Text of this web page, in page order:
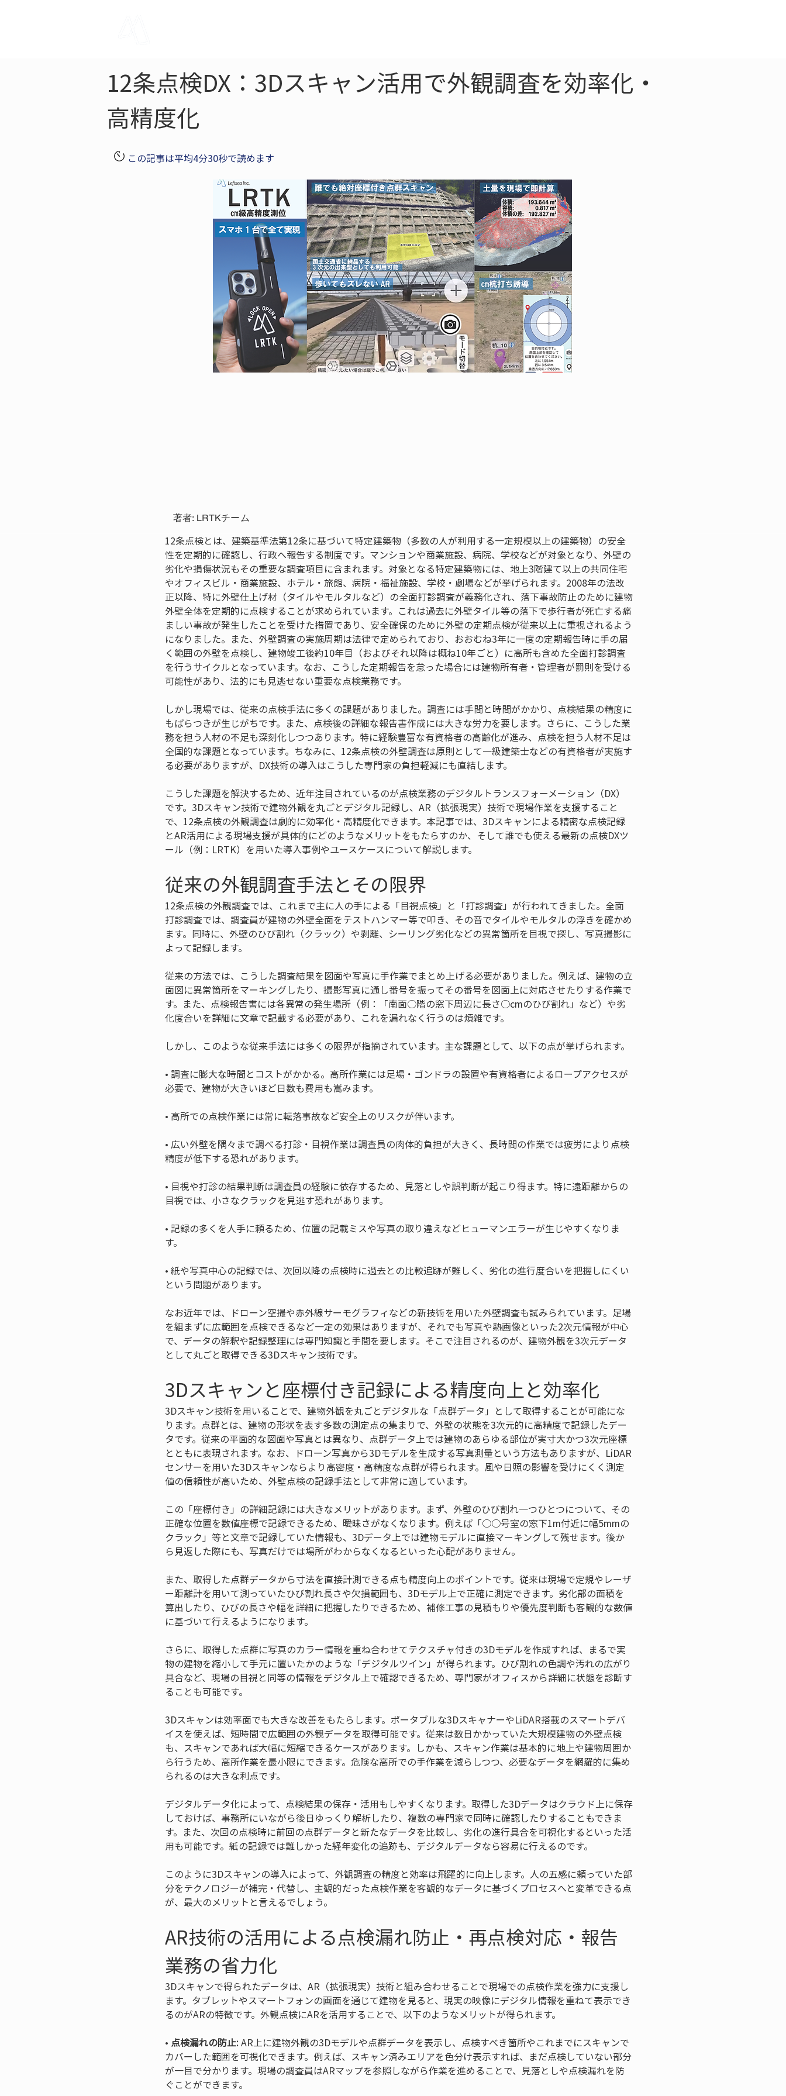
12条点検DX：3Dスキャン活用で外観調査を効率化・
高精度化
この記事は平均4分30秒で読めます
著者: LRTKチーム
12条点検とは、建築基準法第12条に基づいて特定建築物（多数の人が利用する一定規模以上の建築物）の安全
性を定期的に確認し、行政へ報告する制度です。マンションや商業施設、病院、学校などが対象となり、外壁の
劣化や損傷状況もその重要な調査項目に含まれます。対象となる特定建築物には、地上3階建て以上の共同住宅
やオフィスビル・商業施設、ホテル・旅館、病院・福祉施設、学校・劇場などが挙げられます。2008年の法改
正以降、特に外壁仕上げ材（タイルやモルタルなど）の全面打診調査が義務化され、落下事故防止のために建物
外壁全体を定期的に点検することが求められています。これは過去に外壁タイル等の落下で歩行者が死亡する痛
ましい事故が発生したことを受けた措置であり、安全確保のために外壁の定期点検が従来以上に重視されるよう
になりました。また、外壁調査の実施周期は法律で定められており、おおむね3年に一度の定期報告時に手の届
く範囲の外壁を点検し、建物竣工後約10年目（およびそれ以降は概ね10年ごと）に高所も含めた全面打診調査
を行うサイクルとなっています。なお、こうした定期報告を怠った場合には建物所有者・管理者が罰則を受ける
可能性があり、法的にも見逃せない重要な点検業務です。
しかし現場では、従来の点検手法に多くの課題がありました。調査には手間と時間がかかり、点検結果の精度に
もばらつきが生じがちです。また、点検後の詳細な報告書作成には大きな労力を要します。さらに、こうした業
務を担う人材の不足も深刻化しつつあります。特に経験豊富な有資格者の高齢化が進み、点検を担う人材不足は
全国的な課題となっています。ちなみに、12条点検の外壁調査は原則として一級建築士などの有資格者が実施す
る必要がありますが、DX技術の導入はこうした専門家の負担軽減にも直結します。
こうした課題を解決するため、近年注目されているのが点検業務のデジタルトランスフォーメーション（DX）
です。3Dスキャン技術で建物外観を丸ごとデジタル記録し、AR（拡張現実）技術で現場作業を支援すること
で、12条点検の外観調査は劇的に効率化・高精度化できます。本記事では、3Dスキャンによる精密な点検記録
とAR活用による現場支援が具体的にどのようなメリットをもたらすのか、そして誰でも使える最新の点検DXツ
ール（例：LRTK）を用いた導入事例やユースケースについて解説します。
従来の外観調査手法とその限界
12条点検の外観調査では、これまで主に人の手による「目視点検」と「打診調査」が行われてきました。全面
打診調査では、調査員が建物の外壁全面をテストハンマー等で叩き、その音でタイルやモルタルの浮きを確かめ
ます。同時に、外壁のひび割れ（クラック）や剥離、シーリング劣化などの異常箇所を目視で探し、写真撮影に
よって記録します。
従来の方法では、こうした調査結果を図面や写真に手作業でまとめ上げる必要がありました。例えば、建物の立
面図に異常箇所をマーキングしたり、撮影写真に通し番号を振ってその番号を図面上に対応させたりする作業で
す。また、点検報告書には各異常の発生場所（例：「南面○階の窓下周辺に長さ○cmのひび割れ」など）や劣
化度合いを詳細に文章で記載する必要があり、これを漏れなく行うのは煩雑です。
しかし、このような従来手法には多くの限界が指摘されています。主な課題として、以下の点が挙げられます。
• 調査に膨大な時間とコストがかかる。高所作業には足場・ゴンドラの設置や有資格者によるロープアクセスが
•
• 広い外壁を隅々まで調べる打診・目視作業は調査員の肉体的負担が大きく、長時間の作業では疲労により点検
• 目視や打診の結果判断は調査員の経験に依存するため、見落としや誤判断が起こり得ます。特に遠距離からの
• 記録の多くを人手に頼るため、位置の記載ミスや写真の取り違えなどヒューマンエラーが生じやすくなりま
• 紙や写真中心の記録では、次回以降の点検時に過去との比較追跡が難しく、劣化の進行度合いを把握しにくい
という問題があります。
なお近年では、ドローン空撮や赤外線サーモグラフィなどの新技術を用いた外壁調査も試みられています。足場
を組まずに広範囲を点検できるなど一定の効果はありますが、それでも写真や熱画像といった2次元情報が中心
で、データの解釈や記録整理には専門知識と手間を要します。そこで注目されるのが、建物外観を3次元データ
として丸ごと取得できる3Dスキャン技術です。
3Dスキャンと座標付き記録による精度向上と効率化
3Dスキャン技術を用いることで、建物外観を丸ごとデジタルな「点群データ」として取得することが可能にな
ります。点群とは、建物の形状を表す多数の測定点の集まりで、外壁の状態を3次元的に高精度で記録したデー
タです。従来の平面的な図面や写真とは異なり、点群データ上では建物のあらゆる部位が実寸大かつ3次元座標
とともに表現されます。なお、ドローン写真から3Dモデルを生成する写真測量という方法もありますが、LiDAR
センサーを用いた3Dスキャンならより高密度・高精度な点群が得られます。風や日照の影響を受けにくく測定
値の信頼性が高いため、外壁点検の記録手法として非常に適しています。
この「座標付き」の詳細記録には大きなメリットがあります。まず、外壁のひび割れ一つひとつについて、その
正確な位置を数値座標で記録できるため、曖昧さがなくなります。例えば「○○号室の窓下1m付近に幅5mmの
クラック」等と文章で記録していた情報も、3Dデータ上では建物モデルに直接マーキングして残せます。後か
ら見返した際にも、写真だけでは場所がわからなくなるといった心配がありません。
また、取得した点群データから寸法を直接計測できる点も精度向上のポイントです。従来は現場で定規やレーザ
ー距離計を用いて測っていたひび割れ長さや欠損範囲も、3Dモデル上で正確に測定できます。劣化部の面積を
算出したり、ひびの長さや幅を詳細に把握したりできるため、補修工事の見積もりや優先度判断も客観的な数値
に基づいて行えるようになります。
さらに、取得した点群に写真のカラー情報を重ね合わせてテクスチャ付きの3Dモデルを作成すれば、まるで実
物の建物を縮小して手元に置いたかのような「デジタルツイン」が得られます。ひび割れの色調や汚れの広がり
具合など、現場の目視と同等の情報をデジタル上で確認できるため、専門家がオフィスから詳細に状態を診断す
ることも可能です。
3Dスキャンは効率面でも大きな改善をもたらします。ポータブルな3DスキャナーやLiDAR搭載のスマートデバ
イスを使えば、短時間で広範囲の外観データを取得可能です。従来は数日かかっていた大規模建物の外壁点検
も、スキャンであれば大幅に短縮できるケースがあります。しかも、スキャン作業は基本的に地上や建物周囲か
ら行うため、高所作業を最小限にできます。危険な高所での手作業を減らしつつ、必要なデータを網羅的に集め
られるのは大きな利点です。
デジタルデータ化によって、点検結果の保存・活用もしやすくなります。取得した3Dデータはクラウド上に保存
しておけば、事務所にいながら後日ゆっくり解析したり、複数の専門家で同時に確認したりすることもできま
す。また、次回の点検時に前回の点群データと新たなデータを比較し、劣化の進行具合を可視化するといった活
用も可能です。紙の記録では難しかった経年変化の追跡も、デジタルデータなら容易に行えるのです。
このように3Dスキャンの導入によって、外観調査の精度と効率は飛躍的に向上します。人の五感に頼っていた部
分をテクノロジーが補完・代替し、主観的だった点検作業を客観的なデータに基づくプロセスへと変革できる点
が、最大のメリットと言えるでしょう。
AR技術の活用による点検漏れ防止・再点検対応・報告
業務の省力化
3Dスキャンで得られたデータは、AR（拡張現実）技術と組み合わせることで現場での点検作業を強力に支援し
ます。タブレットやスマートフォンの画面を通じて建物を見ると、現実の映像にデジタル情報を重ねて表示でき
るのがARの特徴です。外観点検にARを活用することで、以下のようなメリットが得られます。
• 点検漏れの防止: AR上に建物外観の3Dモデルや点群データを表示し、点検すべき箇所やこれまでにスキャンで
カバーした範囲を可視化できます。例えば、スキャン済みエリアを色分け表示すれば、まだ点検していない部分
が一目で分かります。現場の調査員はARマップを参照しながら作業を進めることで、見落としや点検漏れを防